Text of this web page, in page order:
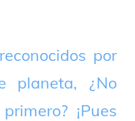
por
planeta, ¿No
¡Pues